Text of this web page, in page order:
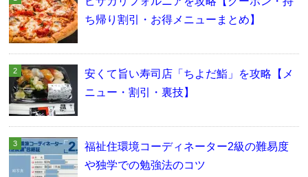
ち帰り割引・お得メニューまとめ】
安くて旨い寿司店「ちよだ鮨」を攻略【メ
ニュー・割引・裏技】
福祉住環境コーディネーター2級の難易度
や独学での勉強法のコツ